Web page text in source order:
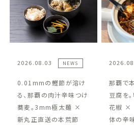
2026.08.03 NEWS
0.01mmの鰹節が溶け
る、那覇の肉汁辛味つけ
蕎麦。3mm極太麺 ×
新丸正直送の本荒節
那覇で
豆腐を
花椒 ×
体の辛